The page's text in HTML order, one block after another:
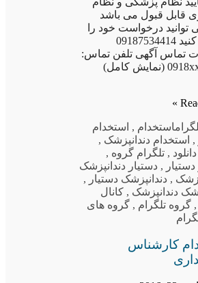
قابل قبول می باشد
درخواست خود را
تلگرام کنید 09187534414
تماس آگهی تلفن تماس:
0918xxxxxxx (نمایش کامل)
استخدام , استخدام
, استخدام دندانپزشک ,
, تلگرام گروه ,
, دستیار دندانپزشک
, دندانپزشک دستیار ,
دندانپزشک , کانال
, گروه تلگرام , گروه های
کارشناس